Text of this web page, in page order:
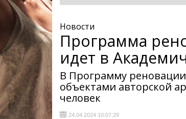
Новости
Программа
идет в
В Программу
объектами авторской
человек
24.04.2024 10:07:29